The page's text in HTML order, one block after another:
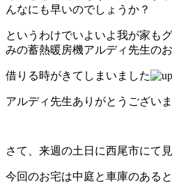
んなにも早いのでしょうか？
というわけでいよいよ我が家も
みの蓄熱暖房機アルディ先生の
借りる時がきてしまいました
アルディ先生ありがとうございま
さて、来週の土日に西尾市にて
今回のお宅は中庭と車庫のある